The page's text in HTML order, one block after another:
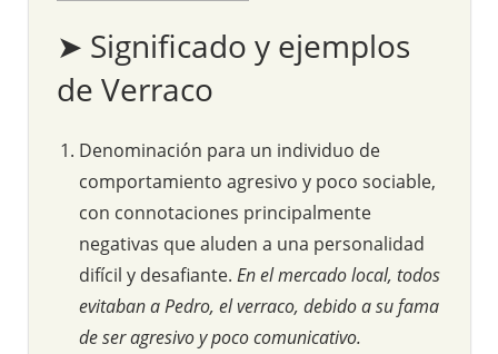
➤ Significado y ejemplos
de Verraco
Denominación para un individuo de
comportamiento agresivo y poco sociable,
con connotaciones principalmente
negativas que aluden a una personalidad
difícil y desafiante. En el mercado local, todos
evitaban a Pedro, el verraco, debido a su fama
de ser agresivo y poco comunicativo.